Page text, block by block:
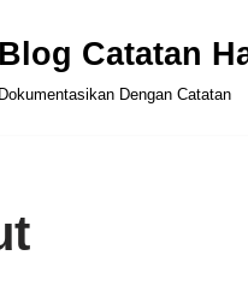
Blog Catatan
Dokumentasikan Dengan Catatan